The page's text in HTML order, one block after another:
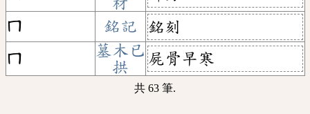
ㄇ
銘記
銘刻
ㄇ
墓木已
拱
屍骨早寒
共 63 筆.